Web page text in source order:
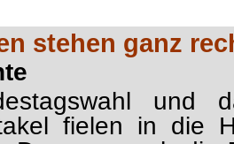
stehen ganz
und
fielen in die